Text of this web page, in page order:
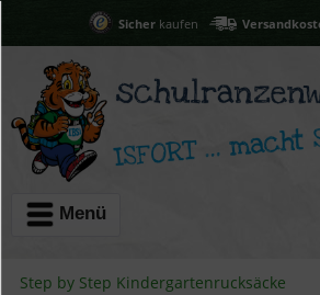
Sicherkaufen
Menü
Step by Step Kindergartenrucksäcke